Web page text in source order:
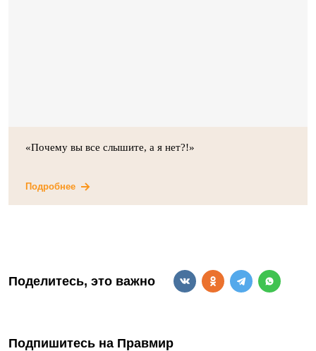
«Почему вы все слышите, а я нет?!»
Подробнее
Поделитесь, это важно
Подпишитесь на Правмир